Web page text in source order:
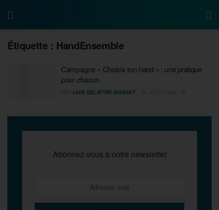
Étiquette : HandEnsemble
Campagne « Choisis ton hand » : une pratique
pour chacun
JADE DELATTRE-BUISSET
Abonnez-vous à notre newsletter